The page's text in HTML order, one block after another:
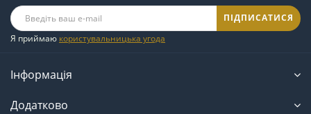
ПІДПИСАТИСЯ
Я приймаю користувальницька угода
Інформація
Додатково